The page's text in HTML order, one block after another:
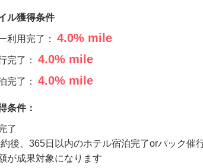
ル獲得条件
利用完了： 4.0% mile
完了： 4.0% mile
完了： 4.0% mile
条件：
了
約後、365日以内のホテル宿泊完了orパック催
が成果対象になります